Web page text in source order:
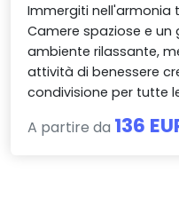
Immergiti nell'armonia
Camere spaziose e
ambiente rilassante,
attività di benessere
condivisione per tutte
A partire da 136